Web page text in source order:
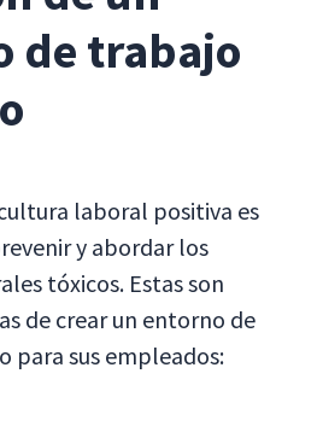
de trabajo
laboral positiva es
y abordar los
tóxicos. Estas son
de crear un entorno de
para sus empleados: